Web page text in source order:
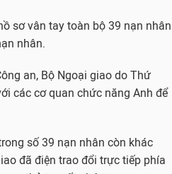
sơ vân tay toàn bộ 39 nạn nhân
nhân.
an, Bộ Ngoại giao do Thứ
các cơ quan chức năng Anh để
số 39 nạn nhân còn khác
đã điện trao đổi trực tiếp phía